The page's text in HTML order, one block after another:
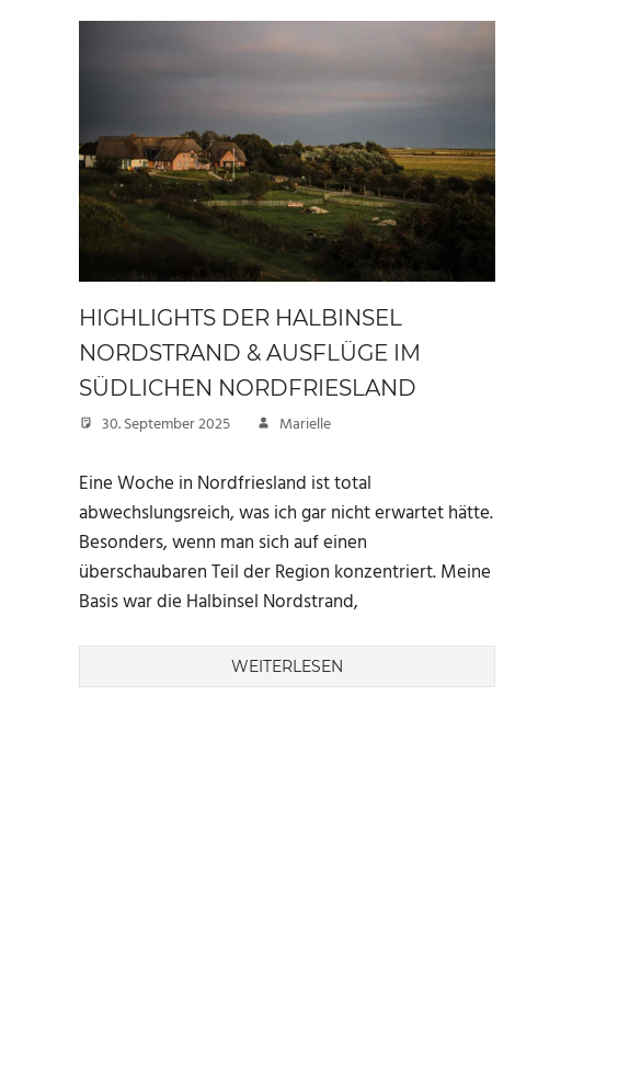
HIGHLIGHTS DER HALBINSEL
NORDSTRAND & AUSFLÜGE IM
SÜDLICHEN NORDFRIESLAND
30. September 2025 Marielle
Eine Woche in Nordfriesland ist total
abwechslungsreich, was ich gar nicht erwartet hätte.
Besonders, wenn man sich auf einen
überschaubaren Teil der Region konzentriert. Meine
Basis war die Halbinsel Nordstrand,
WEITERLESEN